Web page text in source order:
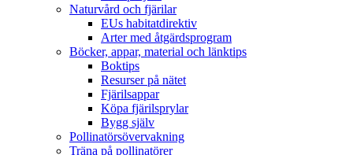
Naturvård och fjärilar
EUs habitatdirektiv
Arter med åtgärdsprogram
Böcker, appar, material och länktips
Boktips
Resurser på nätet
Fjärilsappar
Köpa fjärilsprylar
Bygg själv
Pollinatörsövervakning
Träna på pollinatörer